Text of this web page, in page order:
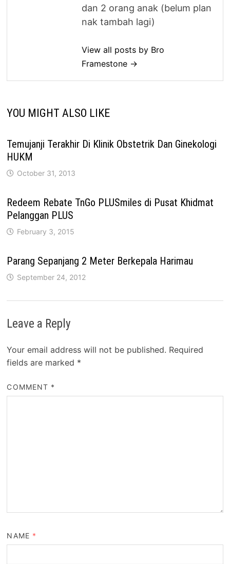
dan 2 orang anak (belum plan
nak tambah lagi)
View all posts by Bro
Framestone →
YOU MIGHT ALSO LIKE
Temujanji Terakhir Di Klinik Obstetrik Dan Ginekologi
HUKM
October 31, 2013
Redeem Rebate TnGo PLUSmiles di Pusat Khidmat
Pelanggan PLUS
February 3, 2015
Parang Sepanjang 2 Meter Berkepala Harimau
September 24, 2012
Leave a Reply
Your email address will not be published. Required
fields are marked *
COMMENT *
NAME *